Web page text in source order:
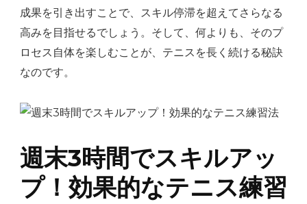
成果を引き出すことで、スキル停滞を超えてさらなる
高みを目指せるでしょう。そして、何よりも、そのプ
ロセス自体を楽しむことが、テニスを長く続ける秘訣
なのです。
週末3時間でスキルアッ
プ！効果的なテニス練習